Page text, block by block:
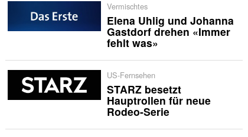
Vermischtes
Elena Uhlig und Johanna
Gastdorf drehen «Immer
fehlt was»
US-Fernsehen
STARZ besetzt
Hauptrollen für neue
Rodeo-Serie